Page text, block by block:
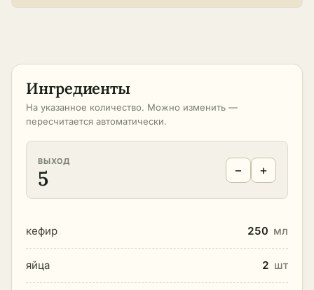
Ингредиенты
На указанное количество. Можно изменить —
пересчитается автоматически.
ВЫХОД
5 − +
кефир 250 мл
яйца 2 шт